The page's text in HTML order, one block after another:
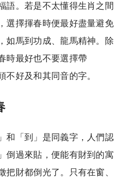
語。若是不太懂得生肖之間
選擇揮春時便最好盡量避免
如馬到功成、龍馬精神。除
時最好也不要選擇帶
不好及和其同音的字。
和「到」是同義字，人們認
倒過來貼，便能有財到的寓
把財都倒光了。只有在窗、